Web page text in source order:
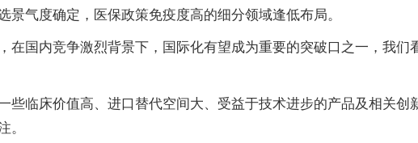
气度确定，医保政策免疫度高的细分领域逢低布局。
在国内竞争激烈背景下，国际化有望成为重要的突破口之一，我
些临床价值高、进口替代空间大、受益于技术进步的产品及相关
。